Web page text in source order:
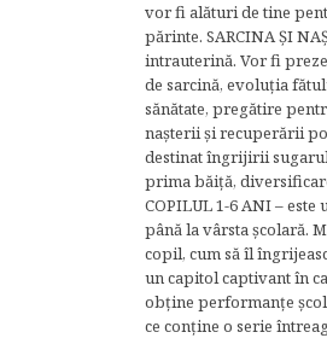
vor fi alături de tine
părinte. SARCINA ŞI
intrauterină. Vor fi
de sarcină, evoluţia
sănătate, pregătire
naşterii şi recuperării
destinat îngrijirii
prima băiţă,
COPILUL 1-6 ANI –
până la vârsta şcolară.
copil, cum să îl
un capitol captivant în
obţine performanţe
ce conţine o serie